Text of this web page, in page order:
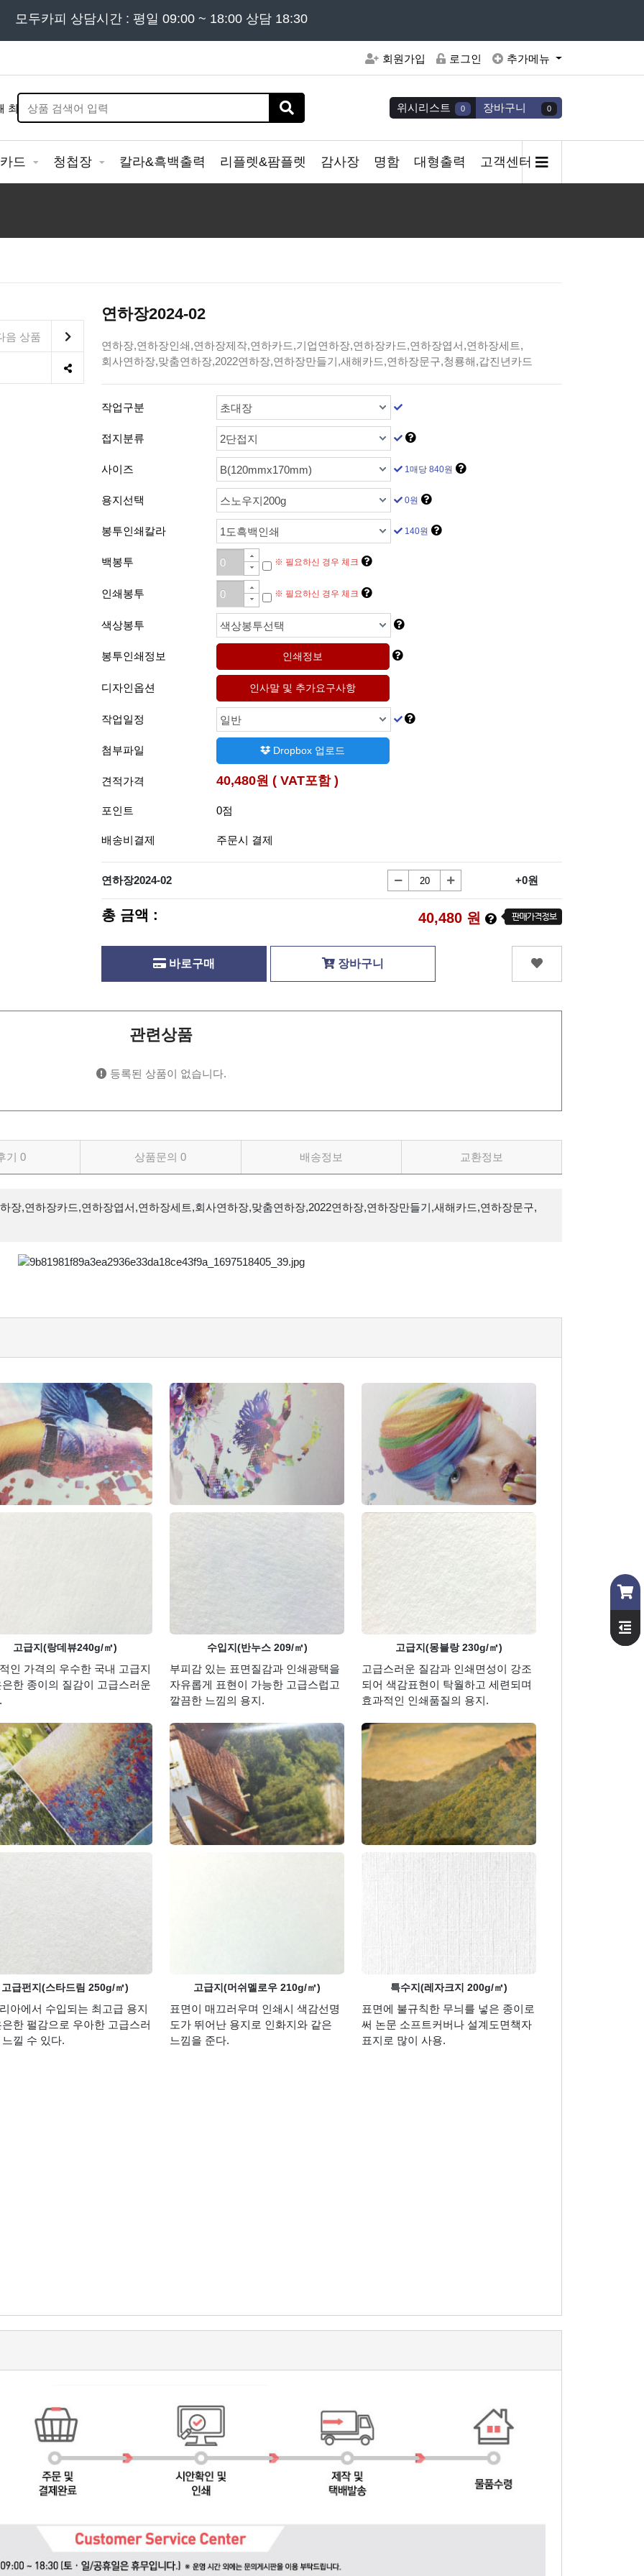
문의는 02) 302 - 7797 및 '견적문의 ' 게시판을 이용해주세요
모두카피 상담시간 : 평일 09:00 ~ 18:00 상담 18:30
회원가입 로그인 추가메뉴
위시리스트 0 장바구니 0
드 청첩장 칼라&흑백출력 리플렛&팜플렛 감사장 명함 대형출력 고객센터
음 상품
연하장2024-02
연하장,연하장인쇄,연하장제작,연하카드,기업연하장,연하장카드,연하장엽서,연하장세트,
회사연하장,맞춤연하장,2022연하장,연하장만들기,새해카드,연하장문구,청룡해,갑진년카드
작업구분 초대장
접지분류 2단접지
사이즈 B(120mmx170mm) 1매당 840원
용지선택 스노우지200g 0원
봉투인쇄칼라 1도흑백인쇄 140원
백봉투 ※ 필요하신 경우 체크
인쇄봉투 ※ 필요하신 경우 체크
색상봉투 색상봉투선택
봉투인쇄정보
디자인옵션
작업일정 일반
첨부파일 Dropbox 업로드
견적가격 40,480원 ( VAT포함 )
포인트 0점
배송비결제 주문시 결제
연하장2024-02 +0원
총 금액 : 40,480 원
바로구매 장바구니
관련상품
등록된 상품이 없습니다.
기0 상품문의0 배송정보 교환정보
장,연하장카드,연하장엽서,연하장세트,회사연하장,맞춤연하장,2022연하장,연하장만들기,새해카드,연하장문구,
고급지(랑데뷰240g/㎡)
인 가격의 우수한 국내 고급지
한 종이의 질감이 고급스러운
수입지(반누스 209/㎡)
부피감 있는 표면질감과 인쇄광택을
자유롭게 표현이 가능한 고급스럽고
깔끔한 느낌의 용지.
고급지(몽블랑 230g/㎡)
고급스러운 질감과 인쇄면성이 강조
되어 색감표현이 탁월하고 세련되며
효과적인 인쇄품질의 용지.
고급펀지(스타드림 250g/㎡)
아에서 수입되는 최고급 용지
한 펄감으로 우아한 고급스러
낄 수 있다.
고급지(머쉬멜로우 210g/㎡)
표면이 매끄러우며 인쇄시 색감선명
도가 뛰어난 용지로 인화지와 같은
느낌을 준다.
특수지(레자크지 200g/㎡)
표면에 불규칙한 무늬를 넣은 종이로
써 논문 소프트커버나 설계도면책자
표지로 많이 사용.